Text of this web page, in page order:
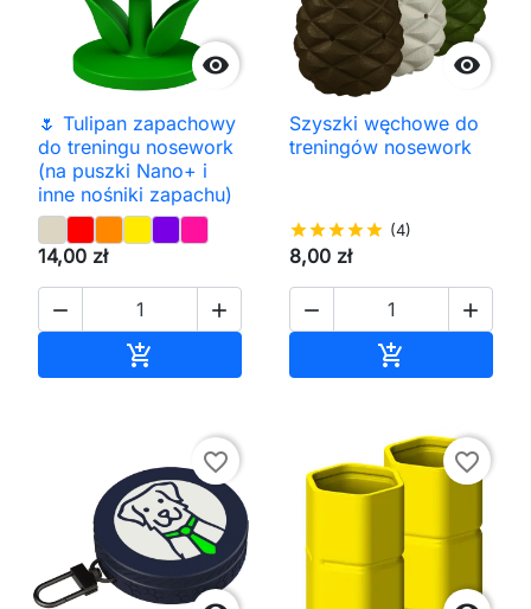

🌷 Tulipan zapachowy
do treningu nosework
(na puszki Nano+ i
inne nośniki zapachu)
14,00 zł
 


Szyszki węchowe do
treningów nosework
starstarstarstarstar (4)
8,00 zł
 

favorite_border favorite_border